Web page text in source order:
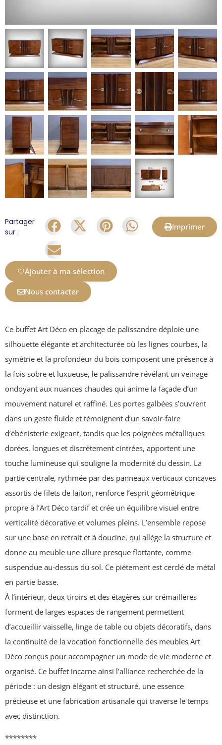
Partager
sur :
Imprimer
Ajouter à ma sélection
Nous contacter
Ce buffet Art Déco en placage de palissandre déploie une
silhouette élégante et architecturée où les lignes courbes, la
symétrie et la profondeur du bois composent une présence à
la fois sobre et luxueuse, le palissandre révélant un veinage
ondoyant aux nuances chaudes qui anime la façade d’un
mouvement naturel et raffiné. Les portes galbées s’ouvrent
dans un geste fluide et témoignent d’un savoir‑faire
d’ébénisterie exigeant, tandis que les poignées métalliques
dorées, longues et discrètement cintrées, apportent une
touche lumineuse qui souligne la modernité du dessin. La
partie centrale, rythmée par des panneaux verticaux concaves
assortis de filets de laiton, renforce l’esprit géométrique
propre à l’Art Déco tardif et crée un équilibre visuel entre
verticalité décorative et volumes pleins. L’ensemble repose
sur une base en retrait et à doucine, qui allège la structure et
donne au meuble une allure presque flottante, comme
suspendue au‑dessus du sol. Ce piétement est cerclé de métal
en partie basse.
À l’intérieur, deux tiroirs et des étagères sur crémaillères
forment de larges espaces de rangement permettent
d’accueillir vaisselle, linge de table ou objets décoratifs, dans
la continuité de la vocation fonctionnelle des meubles Art
Déco conçus pour accompagner un mode de vie moderne et
organisé. Ce buffet incarne ainsi l’alliance recherchée de la
période : un design élégant et structuré, une essence
précieuse et une fabrication artisanale qui traverse le temps
avec distinction.
********